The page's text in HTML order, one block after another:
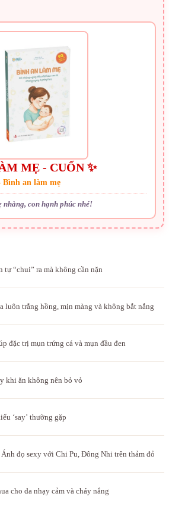
MẸ - CUỐN ✨
an làm mẹ
nhàng, con hạnh phúc nhé!
tự “chui” ra mà không cần nặn
luôn trắng hồng, mịn màng và không bắt nắng
đặc trị mụn trứng cá và mụn đầu đen
khi ăn không nên bỏ vỏ
‘say’ thường gặp
đọ sexy với Chi Pu, Đông Nhi trên thảm đỏ
cho da nhạy cảm và cháy nắng